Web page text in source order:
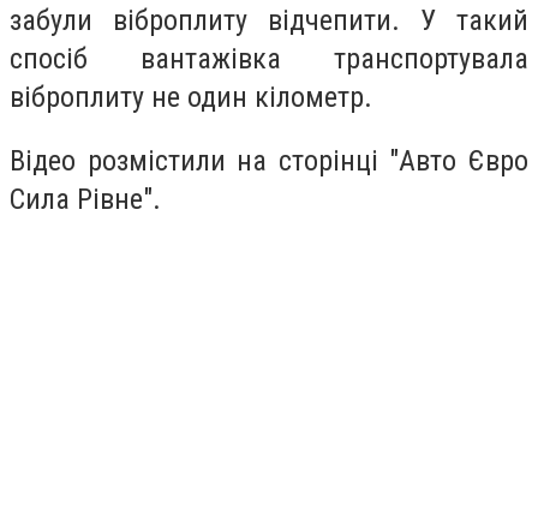
забули віброплиту відчепити. У такий
спосіб вантажівка транспортувала
віброплиту не один кілометр.
Відео розмістили на сторінці "Авто Євро
Сила Рівне".